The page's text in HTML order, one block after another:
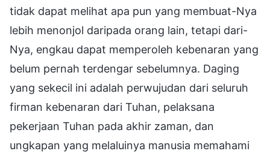
tidak dapat melihat apa pun yang membuat-Nya
lebih menonjol daripada orang lain, tetapi dari-
Nya, engkau dapat memperoleh kebenaran yang
belum pernah terdengar sebelumnya. Daging
yang sekecil ini adalah perwujudan dari seluruh
firman kebenaran dari Tuhan, pelaksana
pekerjaan Tuhan pada akhir zaman, dan
ungkapan yang melaluinya manusia memahami